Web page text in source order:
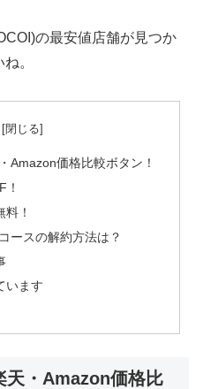
の最安値店舗が見つか
。
Amazon価格比較ボタン！
！
ースの解約方法は？
います
天・Amazon価格比